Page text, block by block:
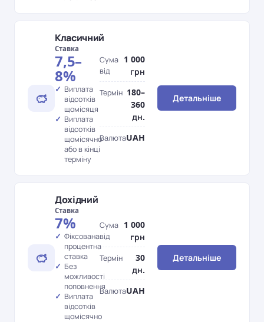
Класичний
Ставка
7,5–
8%
Виплата
відсотків
щомісяця
Виплата
відсотків
щомісячно
або в кінці
терміну
Сума
від
1 000
грн
Термін 180–
360
дн.
ВалютаUAH
Детальніше
Дохідний
Ставка
7%
Фіксована
процентна
ставка
Без
можливості
поповнення
Виплата
відсотків
щомісячно
Сума
від
1 000
грн
Термін
30
дн.
ВалютаUAH
Детальніше